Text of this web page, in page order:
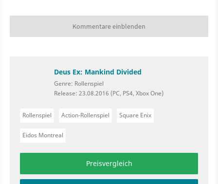
Kommentare einblenden
Deus Ex: Mankind Divided
Genre: Rollenspiel
Release: 23.08.2016 (PC, PS4, Xbox One)
Rollenspiel Action-Rollenspiel Square Enix
Eidos Montreal
Preisvergleich